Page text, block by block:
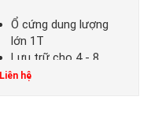
Ổ cứng dung lượng
lớn 1T
Lưu trữ cho 4 - 8
camera liên tục
Liên hệ